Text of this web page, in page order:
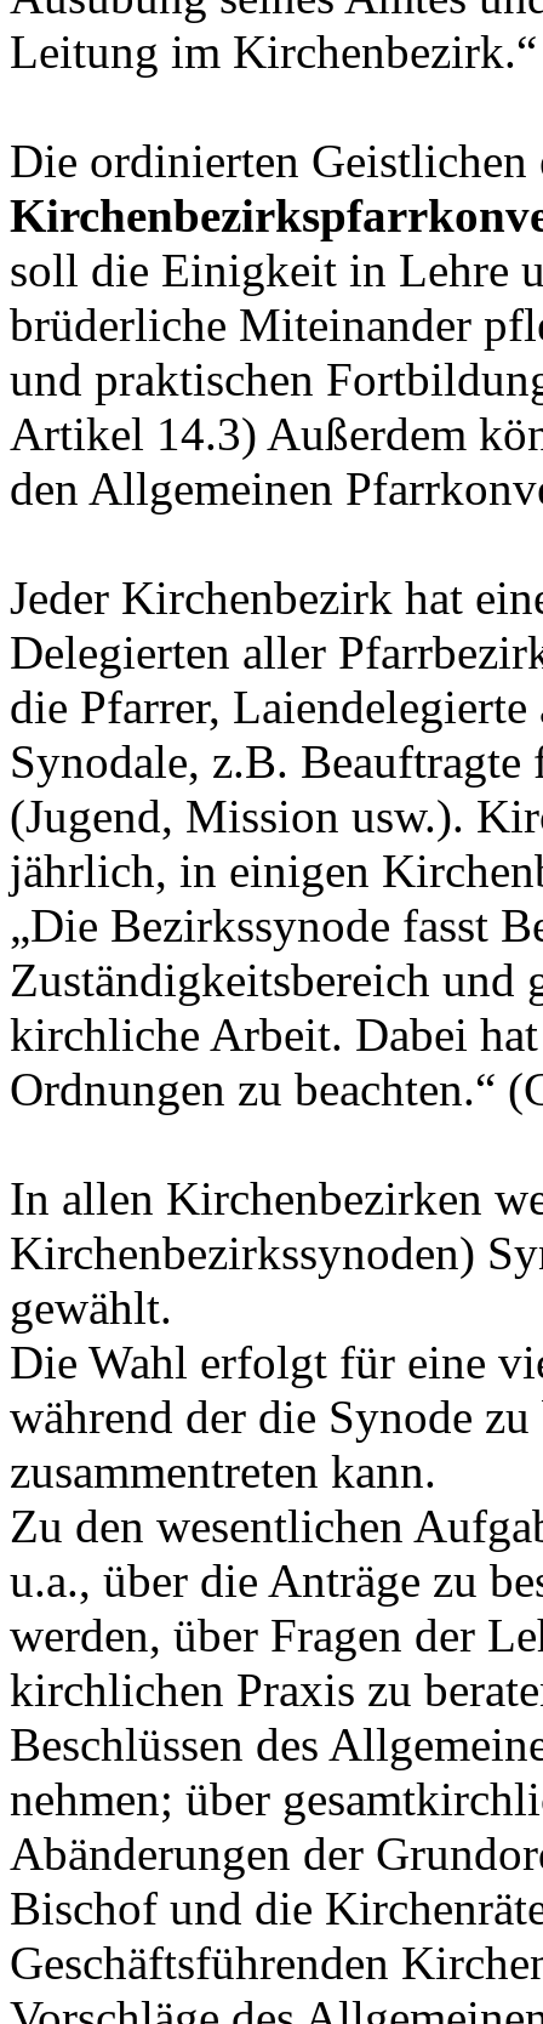
Leitung im
Die ordinierten
soll die Einigkeit in Lehre
brüderliche Miteinander
und praktischen
Artikel 14.3) Außerdem
den Allgemeinen
Jeder Kirchenbezirk hat
Delegierten aller
die Pfarrer,
Synodale, z.B.
(Jugend, Mission usw.).
jährlich, in einigen
„Die Bezirkssynode fasst
Zuständigkeitsbereich und
kirchliche Arbeit. Dabei
Ordnungen zu beachten.“
In allen Kirchenbezirken
Kirchenbezirkssynoden)
gewählt.
Die Wahl erfolgt für eine
während der die Synode
zusammentreten kann.
Zu den wesentlichen
u.a., über die Anträge zu
werden, über Fragen der
kirchlichen Praxis zu
Beschlüssen des
nehmen; über
Abänderungen der
Bischof und die
Geschäftsführenden